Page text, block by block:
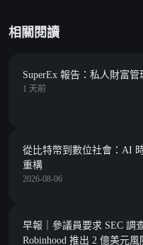
相關閱讀
SuperEx 報告：私人財富
1 天前
從比特幣到數位社會：AI
重構
2026-08-06
早報｜參議員要求 SEC 調
Robinhood 推出 2 億美元風